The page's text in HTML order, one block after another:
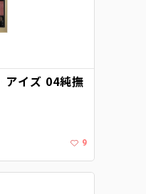
アイズ 04純撫
9